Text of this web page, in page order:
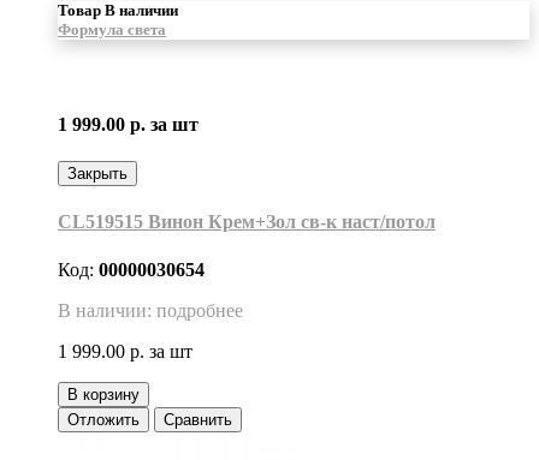
Товар В наличии
Формула света
1 999.00 р. за шт
Закрыть
CL519515 Винон Крем+Зол св-к наст/потол
Код: 00000030654
В наличии: подробнее
1 999.00 р. за шт
В корзину
Отложить
Сравнить